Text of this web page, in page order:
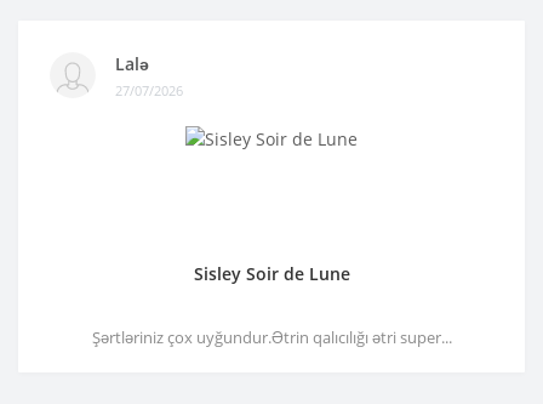
Lalə
27/07/2026
Sisley Soir de Lune
Şərtləriniz çox uyğundur.Ətrin qalıcılığı ətri super...